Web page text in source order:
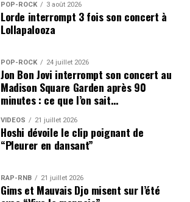
POP-ROCK 3 août 2026
Lorde interrompt 3 fois son concert à
Lollapalooza
POP-ROCK 24 juillet 2026
Jon Bon Jovi interrompt son concert au
Madison Square Garden après 90
minutes : ce que l’on sait…
VIDEOS 21 juillet 2026
Hoshi dévoile le clip poignant de
“Pleurer en dansant”
RAP-RNB 21 juillet 2026
Gims et Mauvais Djo misent sur l’été